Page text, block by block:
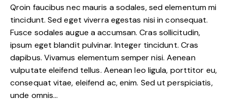
Qroin faucibus nec mauris a sodales, sed elementum mi
tincidunt. Sed eget viverra egestas nisi in consequat.
Fusce sodales augue a accumsan. Cras sollicitudin,
ipsum eget blandit pulvinar. Integer tincidunt. Cras
dapibus. Vivamus elementum semper nisi. Aenean
vulputate eleifend tellus. Aenean leo ligula, porttitor eu,
consequat vitae, eleifend ac, enim. Sed ut perspiciatis,
unde omnis…